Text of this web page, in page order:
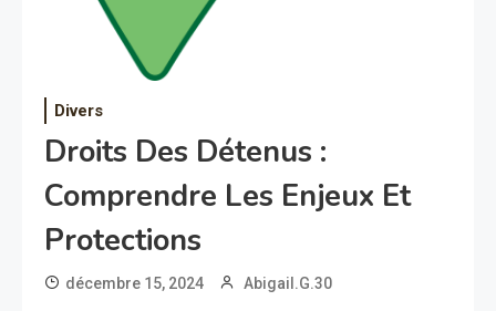
Divers
Droits Des Détenus :
Comprendre Les Enjeux Et
Protections
décembre 15, 2024 Abigail.G.30